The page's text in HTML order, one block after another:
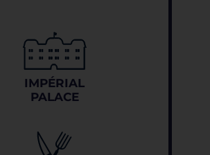
IMPÉRIAL
PALACE